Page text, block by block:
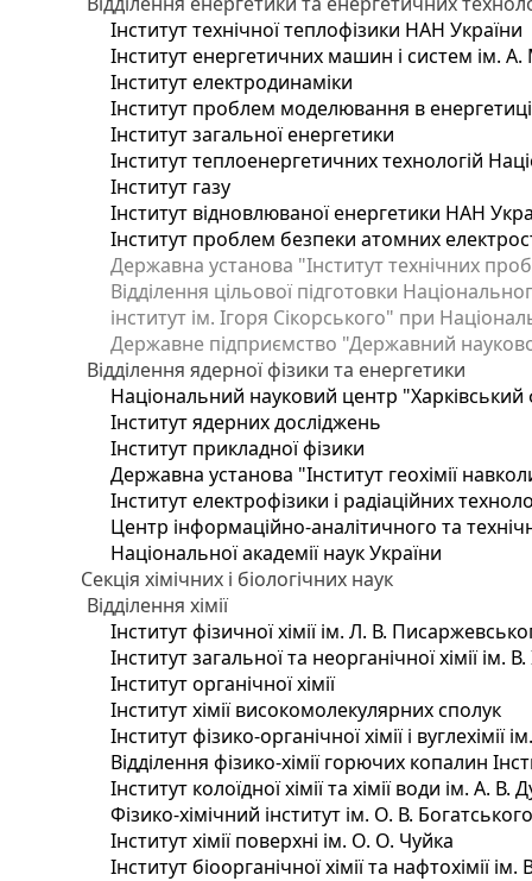
Інститут технічної теплофізики НАН України
Інститут енергетичних машин і систем ім.
Інститут електродинаміки
Інститут проблем моделювання в
Інститут загальної енергетики
Інститут теплоенергетичних технологій
Інститут газу
Інститут відновлюваної енергетики НАН
Інститут проблем безпеки атомних
Державна установа "Інститут технічних
Відділення цільової підготовки
інститут ім. Ігоря Сікорського" при
Державне підприємство "Державний
Відділення ядерної фізики та енергетики
Національний науковий центр "Харківський
Інститут ядерних досліджень
Інститут прикладної фізики
Державна установа "Інститут геохімії
Інститут електрофізики і радіаційних
Центр інформаційно-аналітичного та
Національної академії наук України
Секція хімічних і біологічних наук
Відділення хімії
Інститут фізичної хімії ім. Л. В.
Інститут загальної та неорганічної хімії ім.
Інститут органічної хімії
Інститут хімії високомолекулярних сполук
Інститут фізико-органічної хімії і
Відділення фізико-хімії горючих копалин
Інститут колоїдної хімії та хімії води ім. А.
Фізико-хімічний інститут ім. О. В.
Інститут хімії поверхні ім. О. О. Чуйка
Інститут біоорганічної хімії та нафтохімії